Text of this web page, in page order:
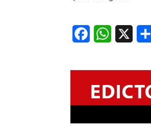
FacebookWhatsApp